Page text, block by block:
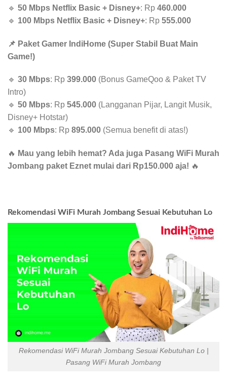
🔹 50 Mbps Netflix Basic + Disney+: Rp 460.000
🔹 100 Mbps Netflix Basic + Disney+: Rp 555.000
📌 Paket Gamer IndiHome (Super Stabil Buat Main
Game!)
🔹 30 Mbps: Rp 399.000 (Bonus GameQoo & Paket TV
Intro)
🔹 50 Mbps: Rp 545.000 (Langganan Pijar, Langit Musik,
Disney+ Hotstar)
🔹 100 Mbps: Rp 895.000 (Semua benefit di atas!)
🔥 Mau yang lebih hemat? Ada juga Pasang WiFi Murah
Jombang paket Eznet mulai dari Rp150.000 aja! 🔥
Rekomendasi WiFi Murah Jombang Sesuai Kebutuhan Lo
Rekomendasi WiFi Murah Jombang Sesuai Kebutuhan Lo |
Pasang WiFi Murah Jombang